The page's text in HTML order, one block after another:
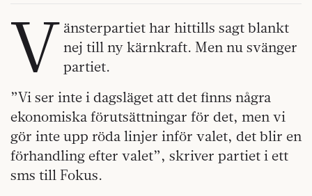
V änsterpartiet har hittills sagt blankt
nej till ny kärnkraft. Men nu svänger
partiet.
”Vi ser inte i dagsläget att det finns några
ekonomiska förutsättningar för det, men vi
gör inte upp röda linjer inför valet, det blir en
förhandling efter valet”, skriver partiet i ett
sms till Fokus.